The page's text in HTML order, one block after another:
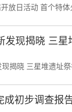
日活动 首个特体
发现揭晓 三
晓 三星堆遗址祭
成初步调查报